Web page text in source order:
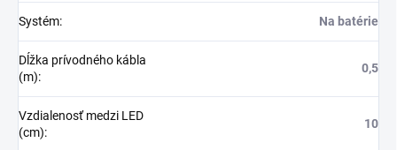
Systém: Na batérie
Dĺžka prívodného kábla
(m):
0,5
Vzdialenosť medzi LED
(cm):
10